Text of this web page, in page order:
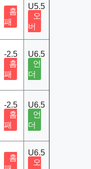
홈
패
U5.5
오
버
-2.5
홈
패
U6.5
언
더
-2.5
홈
패
U6.5
언
더
홈
U6.5
오